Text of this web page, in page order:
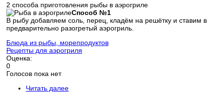
2 способа приготовления рыбы в аэрогриле
Способ №1
В рыбу добавляем соль, перец, кладём на решётку и ставим в
предварительно разогретый аэрогриль.
Блюда из рыбы, морепродуктов
Рецепты для аэрогриля
Оценка:
0
Голосов пока нет
Читать далее